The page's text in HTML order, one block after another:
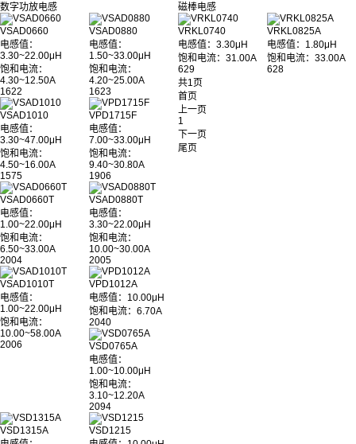
数字功放电感
VSAD0660
电感值：
3.30~22.00μH
饱和电流：
4.30~12.50A
1622
VSAD0880
电感值：
1.50~33.00μH
饱和电流：
4.20~25.00A
1623
VSAD1010
电感值：
3.30~47.00μH
饱和电流：
4.50~16.00A
1575
VPD1715F
电感值：
7.00~33.00μH
饱和电流：
9.40~30.80A
1906
VSAD0660T
电感值：
1.00~22.00μH
饱和电流：
6.50~33.00A
2004
VSAD0880T
电感值：
3.30~22.00μH
饱和电流：
10.00~30.00A
2005
VSAD1010T
电感值：
1.00~22.00μH
饱和电流：
10.00~58.00A
2006
VPD1012A
电感值：10.00μH
饱和电流：6.70A
2040
VSD0765A
电感值：
1.00~10.00μH
饱和电流：
3.10~12.20A
2094
VSD1315A
VSD1215
磁棒电感
VRKL0740
电感值：3.30μH
饱和电流：31.00A
629
VRKL0825A
电感值：1.80μH
饱和电流：33.00A
628
共1页
首页
上一页
1
下一页
尾页